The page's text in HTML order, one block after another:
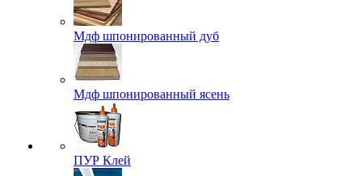
Мдф шпонированный дуб
Мдф шпонированный ясень
ПУР Клей